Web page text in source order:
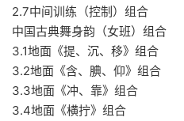
2.7中间训练（控制）组合
中国古典舞身韵（女班）组合
3.1地面《提、沉、移》组合
3.2地面《含、腆、仰》组合
3.3地面《冲、靠》组合
3.4地面《横拧》组合